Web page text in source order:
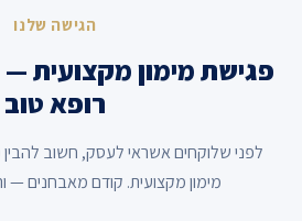
הגישה שלנו
פגישת מימון מקצועית
רופא טוב
לפני שלוקחים אשראי לעסק, חשוב
מימון מקצועית. קודם מאבחנים —